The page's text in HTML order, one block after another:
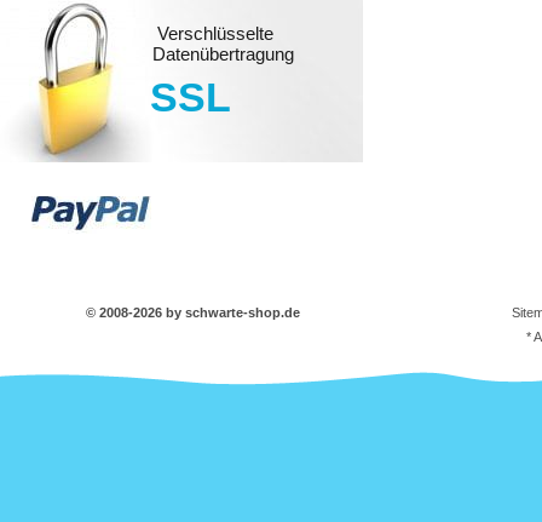
Verschlüsselte
Datenübertragung
SSL
© 2008-2026 by schwarte-shop.de
*